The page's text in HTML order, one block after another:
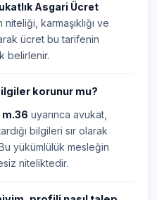
Asgari Ücret
karmaşıklığı ve
ücret bu tarifenin
belirlenir.
korunur mu?
m.36 uyarınca avukat,
bilgileri sır olarak
yükümlülük mesleğin
niteliktedir.